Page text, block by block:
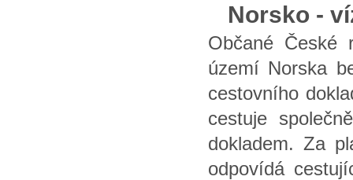
Norsko -
Občané České
území Norska
cestovního
cestuje
dokladem. Za
odpovídá